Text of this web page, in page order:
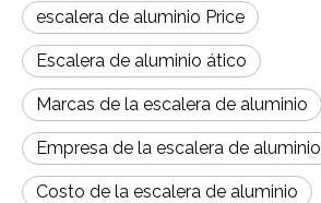
escalera de aluminio Price
Escalera de aluminio ático
Marcas de la escalera de aluminio
Empresa de la escalera de aluminio
Costo de la escalera de aluminio